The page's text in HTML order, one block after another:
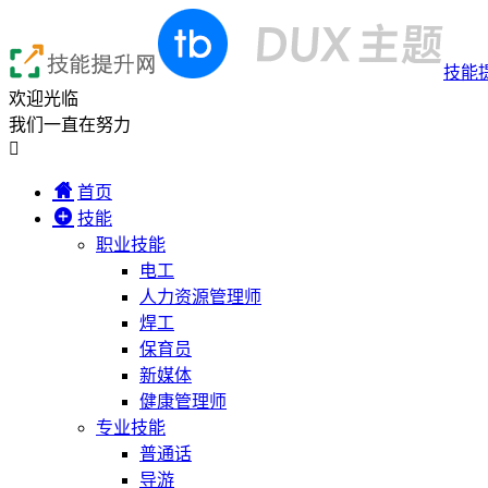
技能
欢迎光临
我们一直在努力

首页
技能
职业技能
电工
人力资源管理师
焊工
保育员
新媒体
健康管理师
专业技能
普通话
导游